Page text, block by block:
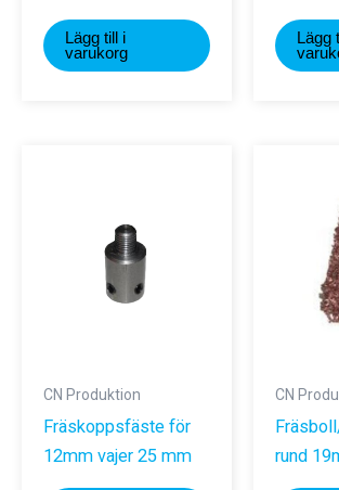
Lägg till i
varukorg
Lägg
CN Produktion
Fräskoppsfäste för
12mm vajer 25 mm
CN
rund